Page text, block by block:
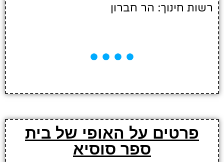
רשות חינוך: הר חברון
פרטים על האופי של בית
ספר סוסיא